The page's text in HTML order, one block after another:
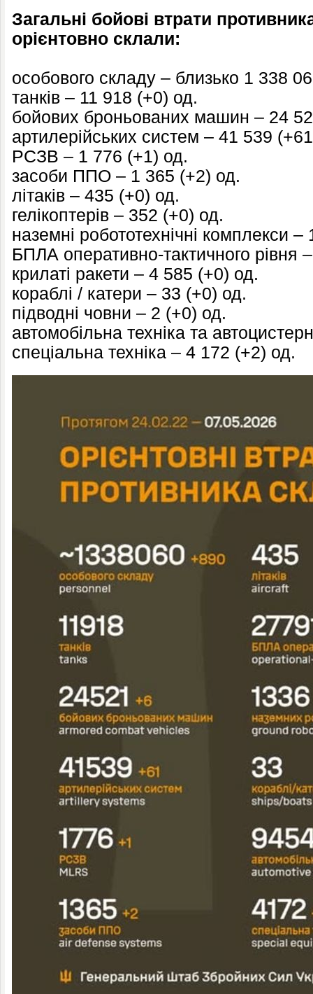
Загальні бойові втрати
орієнтовно склали:
особового складу – близько 1 338
танків – 11 918 (+0) од.
бойових броньованих машин – 24
артилерійських систем – 41 539
РСЗВ – 1 776 (+1) од.
засоби ППО – 1 365 (+2) од.
літаків – 435 (+0) од.
гелікоптерів – 352 (+0) од.
наземні робототехнічні комплекси
БПЛА оперативно-тактичного рівня
крилаті ракети – 4 585 (+0) од.
кораблі / катери – 33 (+0) од.
підводні човни – 2 (+0) од.
автомобільна техніка та
спеціальна техніка – 4 172 (+2) од.